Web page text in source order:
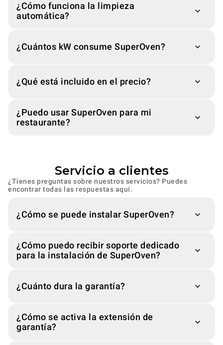
¿Cómo funciona la limpieza
automática?
¿Cuántos kW consume SuperOven?
¿Qué está incluido en el precio?
¿Puedo usar SuperOven para mi
restaurante?
Servicio a clientes
¿Tienes preguntas sobre nuestros servicios? Puedes
encontrar todas las respuestas aquí.
¿Cómo se puede instalar SuperOven?
¿Cómo puedo recibir soporte dedicado
para la instalación de SuperOven?
¿Cuánto dura la garantía?
¿Cómo se activa la extensión de
garantía?